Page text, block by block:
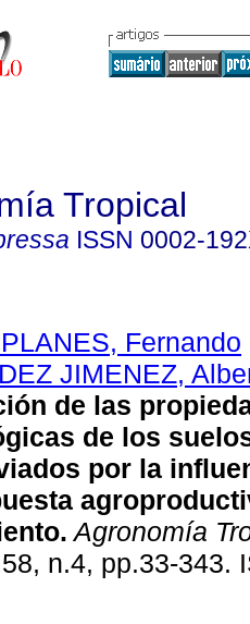
Tropical
ISSN 0002-
Fernando
JIMENEZ,
de las
de los
por la
. Agronomía
n.4, pp.33-343.